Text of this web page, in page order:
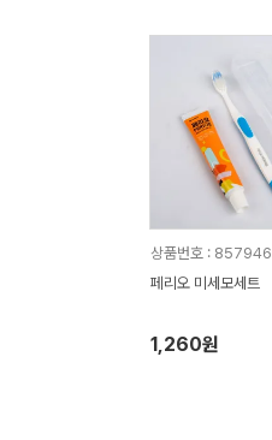
상품번호 : 857946
페리오 미세모세트
1,260원